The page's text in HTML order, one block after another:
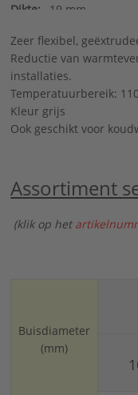
Dikte:
19 mm
d0
Euroklasse
Gebruikstemperatuur:
Halogeenvrij:
Nee
Kleur:
Grijs
Materiaal:
NBR
Met sluiting: Nee
Thermische isolatie:
Ja
Zeer flexibel,
Reductie van
installaties.
Temperatuurbereik:
Kleur grijs
Ook geschikt voor
Assortiment
(klik op het
Buisdiameter
(mm)